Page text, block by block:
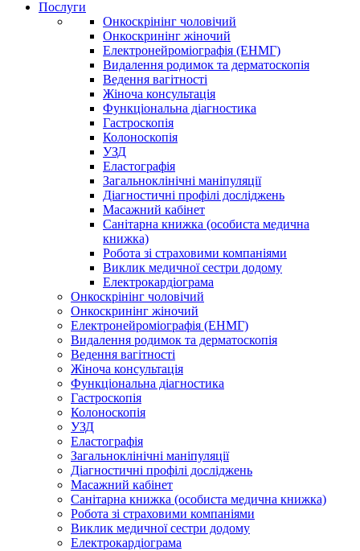
Послуги
Онкоскрінінг чоловічий
Онкоскринінг жіночий
Електронейроміографія (ЕНМГ)
Видалення родимок та дерматоскопія
Ведення вагітності
Жіноча консультація
Функціональна діагностика
Гастроскопія
Колоноскопія
УЗД
Еластографія
Загальноклінічні маніпуляції
Діагностичні профілі досліджень
Масажний кабінет
Санітарна книжка (особиста медична
книжка)
Робота зі страховими компаніями
Виклик медичної сестри додому
Електрокардіограма
Онкоскрінінг чоловічий
Онкоскринінг жіночий
Електронейроміографія (ЕНМГ)
Видалення родимок та дерматоскопія
Ведення вагітності
Жіноча консультація
Функціональна діагностика
Гастроскопія
Колоноскопія
УЗД
Еластографія
Загальноклінічні маніпуляції
Діагностичні профілі досліджень
Масажний кабінет
Санітарна книжка (особиста медична книжка)
Робота зі страховими компаніями
Виклик медичної сестри додому
Електрокардіограма